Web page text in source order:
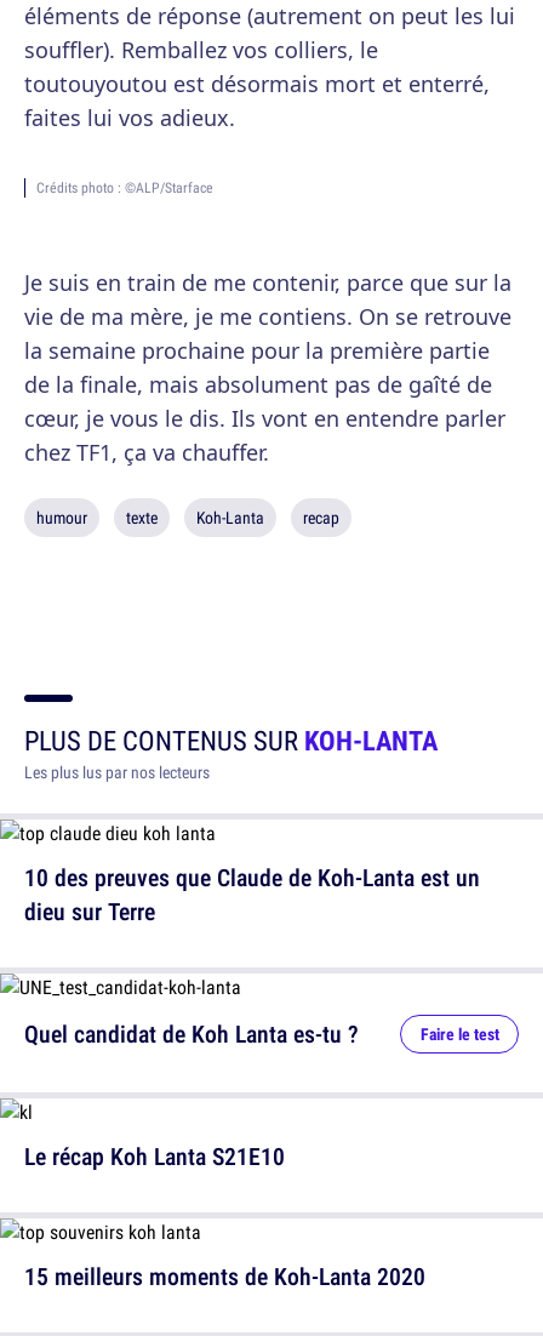
éléments de réponse (autrement on peut les lui
souffler). Remballez vos colliers, le
toutouyoutou est désormais mort et enterré,
faites lui vos adieux.
Crédits photo : ©ALP/Starface
Je suis en train de me contenir, parce que sur la
vie de ma mère, je me contiens. On se retrouve
la semaine prochaine pour la première partie
de la finale, mais absolument pas de gaîté de
cœur, je vous le dis. Ils vont en entendre parler
chez TF1, ça va chauffer.
humour texte Koh-Lanta recap
PLUS DE CONTENUS SURKOH-LANTA
Les plus lus par nos lecteurs
10 des preuves que Claude de Koh-Lanta est un
dieu sur Terre
15 meilleurs moments de Koh-Lanta 2020
Quel candidat de Koh Lanta es-tu ? Faire le test
Le récap Koh Lanta S21E10